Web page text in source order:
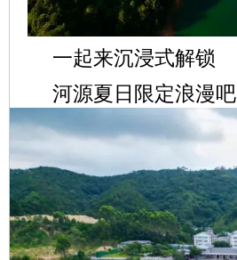
一起来沉浸式解锁
河源夏日限定浪漫吧